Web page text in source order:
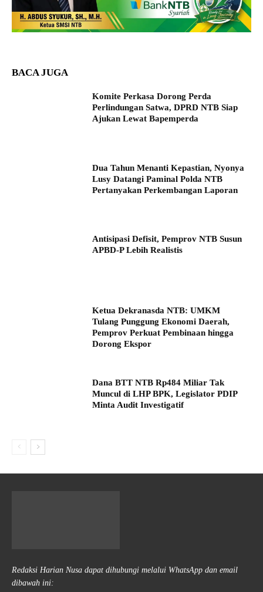
BACA JUGA
Komite Perkasa Dorong Perda
Perlindungan Satwa, DPRD NTB Siap
Ajukan Lewat Bapemperda
Dua Tahun Menanti Kepastian, Nyonya
Lusy Datangi Paminal Polda NTB
Pertanyakan Perkembangan Laporan
Antisipasi Defisit, Pemprov NTB Susun
APBD-P Lebih Realistis
Ketua Dekranasda NTB: UMKM
Tulang Punggung Ekonomi Daerah,
Pemprov Perkuat Pembinaan hingga
Dorong Ekspor
Dana BTT NTB Rp484 Miliar Tak
Muncul di LHP BPK, Legislator PDIP
Minta Audit Investigatif
Redaksi Harian Nusa dapat dihubungi melalui WhatsApp dan email
dibawah ini: